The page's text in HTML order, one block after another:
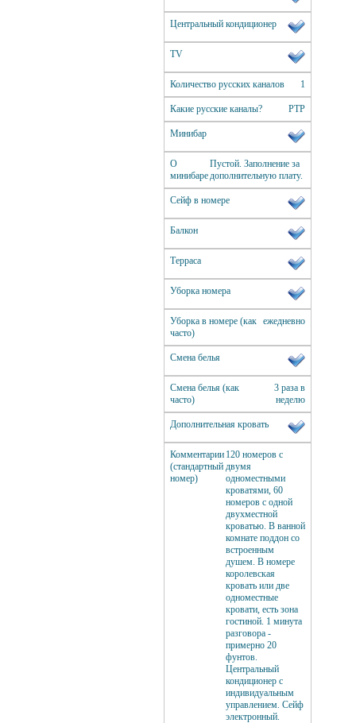
Центральный кондиционер
ТV
Количество русских каналов 1
Какие русские каналы? РТР
Минибар
О
минибаре
Пустой. Заполнение за
дополнительную плату.
Сейф в номере
Балкон
Терраса
Уборка номера
Уборка в номере (как
часто)
ежедневно
Смена белья
Смена белья (как
часто)
3 раза в
неделю
Дополнительная кровать
Комментарии
(стандартный
номер)
120 номеров с
двумя
одноместными
кроватями, 60
номеров с одной
двухместной
кроватью. В ванной
комнате поддон со
встроенным
душем. В номере
королевская
кровать или две
одноместные
кровати, есть зона
гостиной. 1 минута
разговора -
примерно 20
фунтов.
Центральный
кондиционер с
индивидуальным
управлением. Сейф
электронный.